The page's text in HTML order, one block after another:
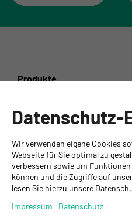
Produkte
GYSO AG
Hauptsitz Kloten
Steinackerstrasse 34
8302 Kloten
+ 41 43 255 55 55
Datenschutz-
Wir verwenden eigene Cookies
Webseite für Sie optimal zu
verbessern sowie um
können und die Zugriffe auf
lesen Sie hierzu unsere
Impressum
Datenschutz